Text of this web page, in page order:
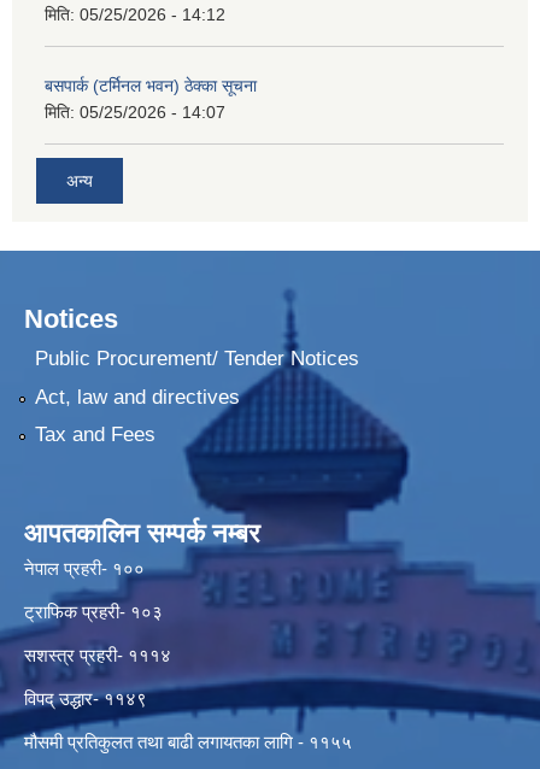
मिति: 05/25/2026 - 14:12
बसपार्क (टर्मिनल भवन) ठेक्का सूचना
मिति: 05/25/2026 - 14:07
अन्य
Notices
Public Procurement/ Tender Notices
Act, law and directives
Tax and Fees
आपतकालिन सम्पर्क नम्बर
नेपाल प्रहरी- १००
ट्राफिक प्रहरी- १०३
सशस्त्र प्रहरी- १११४
विपद् उद्धार- ११४९
मौसमी प्रतिकुलत तथा बाढी लगायतका लागि - ११५५